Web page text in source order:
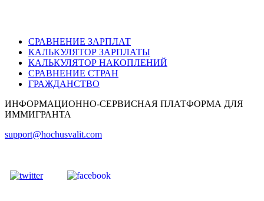
СРАВНЕНИЕ ЗАРПЛАТ
КАЛЬКУЛЯТОР ЗАРПЛАТЫ
КАЛЬКУЛЯТОР НАКОПЛЕНИЙ
СРАВНЕНИЕ СТРАН
ГРАЖДАНСТВО
ИНФОРМАЦИОННО-СЕРВИСНАЯ ПЛАТФОРМА ДЛЯ
ИММИГРАНТА
support@hochusvalit.com